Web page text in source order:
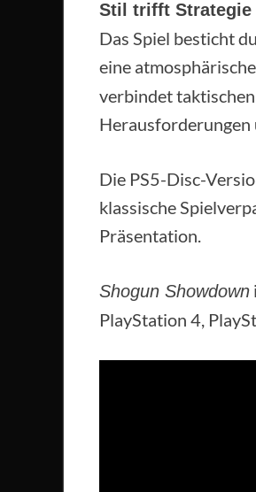
Stil trifft Strategie
Das Spiel besticht
eine
verbindet
Die PS5-Disc-
klassische
Präsentation.
Shogun Showdown
PlayStation 4,